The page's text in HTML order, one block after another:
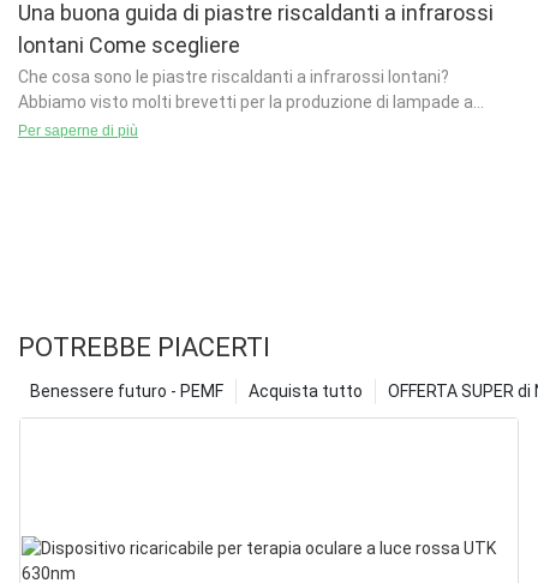
Una buona guida di piastre riscaldanti a infrarossi
lontani Come scegliere
Che cosa sono le piastre riscaldanti a infrarossi lontani?
Abbiamo visto molti brevetti per la produzione di lampade a
infrarossi. Sappiamo che possiamo usare queste lampade per
Per saperne di più
POTREBBE PIACERTI
OFFERTA SUPER
Acquista tutto
Benessere futuro - PEMF